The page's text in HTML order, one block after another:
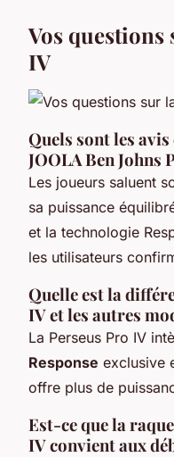
Vos questions
IV
Quels sont les
JOOLA Ben Johns
Les joueurs saluent
sa puissance
et la technologie
les utilisateurs
Quelle est la
IV et les autres
La Perseus Pro IV
Response exclusive
offre plus de
Est-ce que la
IV convient aux